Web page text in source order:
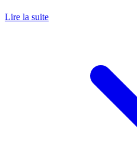
Lire la suite